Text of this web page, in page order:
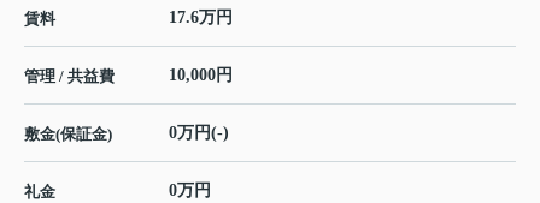
賃料 17.6万円
管理 / 共益費 10,000円
敷金(保証金) 0万円(-)
礼金 0万円